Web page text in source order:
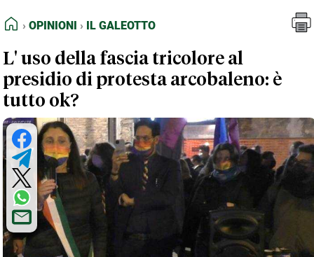
FEED RSS
NORMATIVE DEONTOLOGICHE
TERMINI e CONDIZIONI
HOME
OPINIONI IL GALEOTTO
L' uso della fascia tricolore al
presidio di protesta arcobaleno: è
tutto ok?